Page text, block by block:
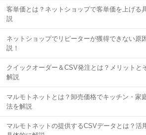
客単価とは？ネットショップで客単価を上げる
説
ネットショップでリピーターが獲得できない原
説！
クイックオーダー＆CSV発注とは？メリットと
解説
マルモトネットとは？卸売価格でキッチン・家
法を解説
マルモトネットの提供するCSVデータとは？活